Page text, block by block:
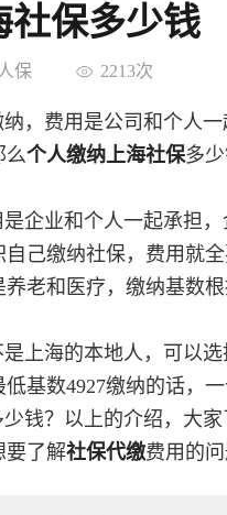
社保多少钱
保 2213次
，费用是公司和个人
么个人缴纳上海社保多
企业和个人一起承担
己缴纳社保，费用就
老和医疗，缴纳基数
上海的本地人，可以
基数4927缴纳的话，
钱？以上的介绍，大
要了解社保代缴费用的